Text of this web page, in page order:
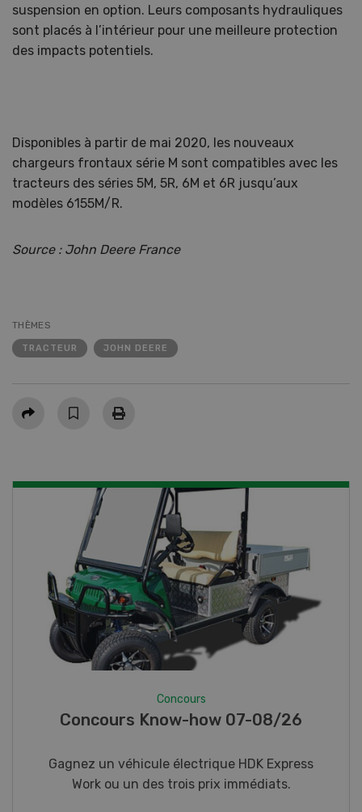
suspension en option. Leurs composants hydrauliques
sont placés à l’intérieur pour une meilleure protection
des impacts potentiels.
Disponibles à partir de mai 2020, les nouveaux
chargeurs frontaux série M sont compatibles avec les
tracteurs des séries 5M, 5R, 6M et 6R jusqu’aux
modèles 6155M/R.
Source : John Deere France
THÈMES
TRACTEUR JOHN DEERE
Partager
Photo mystère 07-08/26
Gagnez l’un des cinq couteaux de poche LANDI